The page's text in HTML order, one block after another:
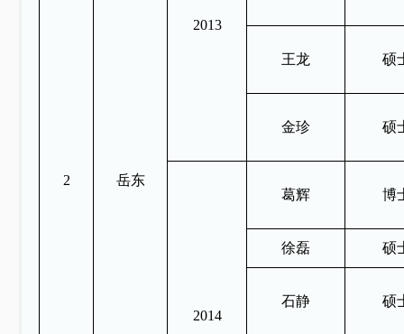
2 岳东
2013
王龙 硕
金珍 硕
2014
葛辉 博
徐磊 硕
石静 硕